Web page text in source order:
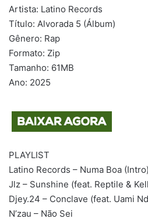
Artista: Latino Records
Título: Alvorada 5 (Álbum)
Gênero: Rap
Formato: Zip
Tamanho: 61MB
Ano: 2025
PLAYLIST
Latino Records – Numa Boa (Intro)
Jlz – Sunshine (feat. Reptile &
Djey.24 – Conclave (feat. Uami
N’zau – Não Sei